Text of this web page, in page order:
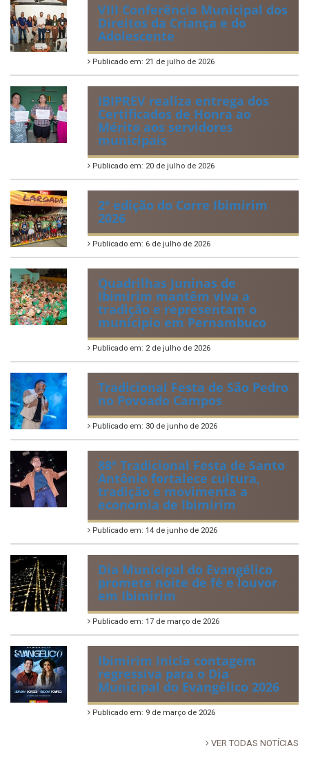
VIII Conferência Municipal dos
Direitos da Criança e do
Adolescente
Publicado em: 21 de julho de 2026
IBIPREV realiza entrega dos
Certificados de Honra ao
Mérito aos servidores
municipais
Publicado em: 20 de julho de 2026
2ª edição do Corre Ibimirim
2026
Publicado em: 6 de julho de 2026
Quadrilhas Juninas de
Ibimirim mantêm viva a
tradição e representam o
munícipio em Pernambuco
Publicado em: 2 de julho de 2026
Tradicional Festa de São Pedro
no Povoado Campos
Publicado em: 30 de junho de 2026
88ª Tradicional Festa de Santo
Antônio fortalece cultura,
tradição e movimenta a
economia de Ibimirim
Publicado em: 14 de junho de 2026
Dia Municipal do Evangélico
promete noite de fé e louvor
em Ibimirim
Publicado em: 17 de março de 2026
Ibimirim inicia contagem
regressiva para o Dia
Municipal do Evangélico 2026
Publicado em: 9 de março de 2026
VER TODAS NOTÍCIAS